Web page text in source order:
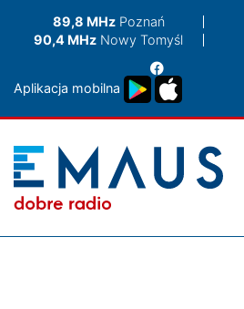
89,8 MHzPoznań
90,4 MHz Nowy Tomyśl
Aplikacja mobilna